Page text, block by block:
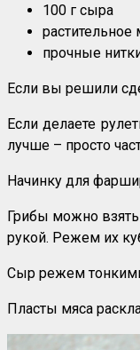
100 г сыра
прочные
Если вы решили
Если делаете
лучше – просто
Начинку для
Грибы можно
рукой. Режем их
Сыр режем
Пласты мяса